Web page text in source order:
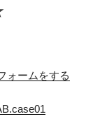
ォームをする